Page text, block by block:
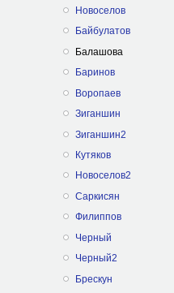
Новоселов
Байбулатов
Балашова
Баринов
Воропаев
Зиганшин
Зиганшин2
Кутяков
Новоселов2
Саркисян
Филиппов
Черный
Черный2
Брескун